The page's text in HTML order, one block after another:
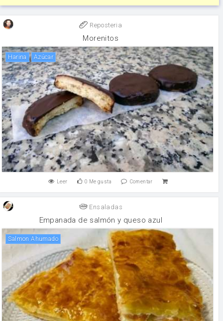
Reposteria
Morenitos
harina Azúcar
Leer 0 Me gusta Comentar
Ensaladas
Empanada de salmón y queso azul
Salmon Ahumado